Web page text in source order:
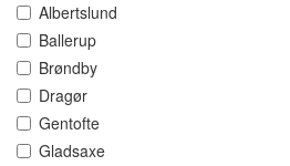
Albertslund
Ballerup
Brøndby
Dragør
Gentofte
Gladsaxe